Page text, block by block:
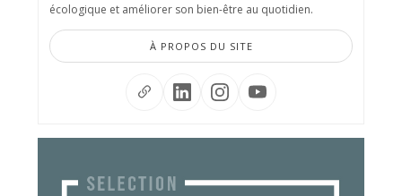
écologique et améliorer son bien-être au quotidien.
À PROPOS DU SITE